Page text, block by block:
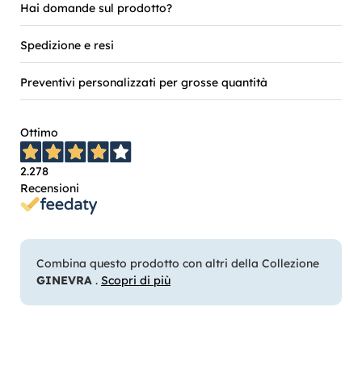
Hai domande sul prodotto?
Spedizione e resi
Preventivi personalizzati per grosse quantità
Ottimo
2.278
Recensioni
Combina questo prodotto con altri della Collezione
GINEVRA . Scopri di più